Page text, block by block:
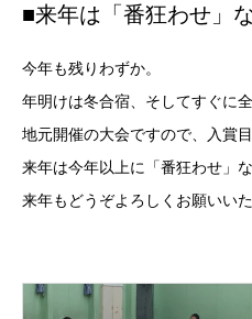
■来年は「番狂わせ」
今年も残りわずか。
年明けは冬合宿、そしてすぐに
地元開催の大会ですので、入賞
来年は今年以上に「番狂わせ」
来年もどうぞよろしくお願いいた